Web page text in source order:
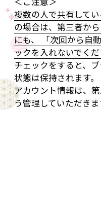
複数の人で共有して
の場合は、第三者か
にも、 「次回から自
ックを入れないでくだ
チェックをすると、
状態は保持されます。
アカウント情報は、
う管理していただきま